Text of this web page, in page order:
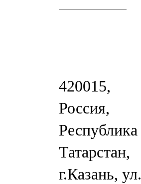
420015,
Россия,
Республика
Татарстан,
г.Казань, ул.